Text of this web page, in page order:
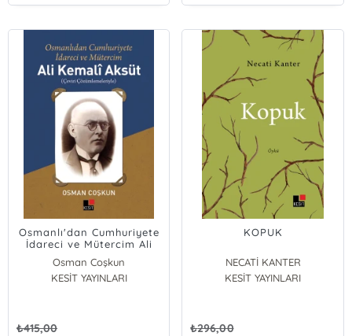
Osmanlı'dan Cumhuriyete
İdareci ve Mütercim Ali
Kemalî Aksüt;Çeviri
Çözümlemeleriyle
Osman Coşkun
KESİT YAYINLARI
₺415,00
KOPUK
NECATİ KANTER
KESİT YAYINLARI
₺296,00